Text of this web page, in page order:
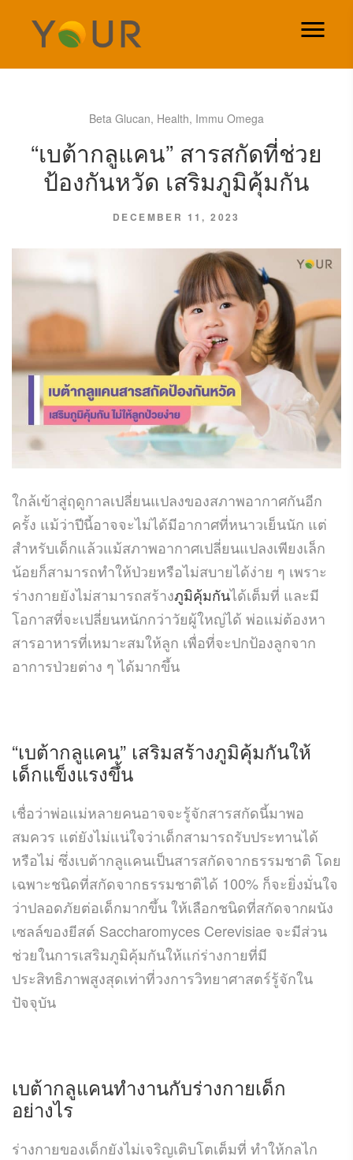
Beta Glucan, Health, Immu Omega
“เบต้ากลูแคน” สารสกัดที่ช่วย
ป้องกันหวัด เสริมภูมิคุ้มกัน
DECEMBER 11, 2023
ใกล้เข้าสู่ฤดูกาลเปลี่ยนแปลงของสภาพอากาศกันอีก
ครั้ง แม้ว่าปีนี้อาจจะไม่ได้มีอากาศที่หนาวเย็นนัก แต่
สำหรับเด็กแล้วแม้สภาพอากาศเปลี่ยนแปลงเพียงเล็ก
น้อยก็สามารถทำให้ป่วยหรือไม่สบายได้ง่าย ๆ เพราะ
ร่างกายยังไม่สามารถสร้างภูมิคุ้มกันได้เต็มที่ และมี
โอกาสที่จะเปลี่ยนหนักกว่าวัยผู้ใหญ่ได้ พ่อแม่ต้องหา
สารอาหารที่เหมาะสมให้ลูก เพื่อที่จะปกป้องลูกจาก
อาการป่วยต่าง ๆ ได้มากขึ้น
“เบต้ากลูแคน” เสริมสร้างภูมิคุ้มกันให้
เด็กแข็งแรงขึ้น
เชื่อว่าพ่อแม่หลายคนอาจจะรู้จักสารสกัดนี้มาพอ
สมควร แต่ยังไม่แน่ใจว่าเด็กสามารถรับประทานได้
หรือไม่ ซึ่งเบต้ากลูแคนเป็นสารสกัดจากธรรมชาติ โดย
เฉพาะชนิดที่สกัดจากธรรมชาติได้ 100% ก็จะยิ่งมั่นใจ
ว่าปลอดภัยต่อเด็กมากขึ้น ให้เลือกชนิดที่สกัดจากผนัง
เซลล์ของยีสต์ Saccharomyces Cerevisiae จะมีส่วน
ช่วยในการเสริมภูมิคุ้มกันให้แก่ร่างกายที่มี
ประสิทธิภาพสูงสุดเท่าที่วงการวิทยาศาสตร์รู้จักใน
ปัจจุบัน
เบต้ากลูแคนทำงานกับร่างกายเด็ก
อย่างไร
ร่างกายของเด็กยังไม่เจริญเติบโตเต็มที่ ทำให้กลไก